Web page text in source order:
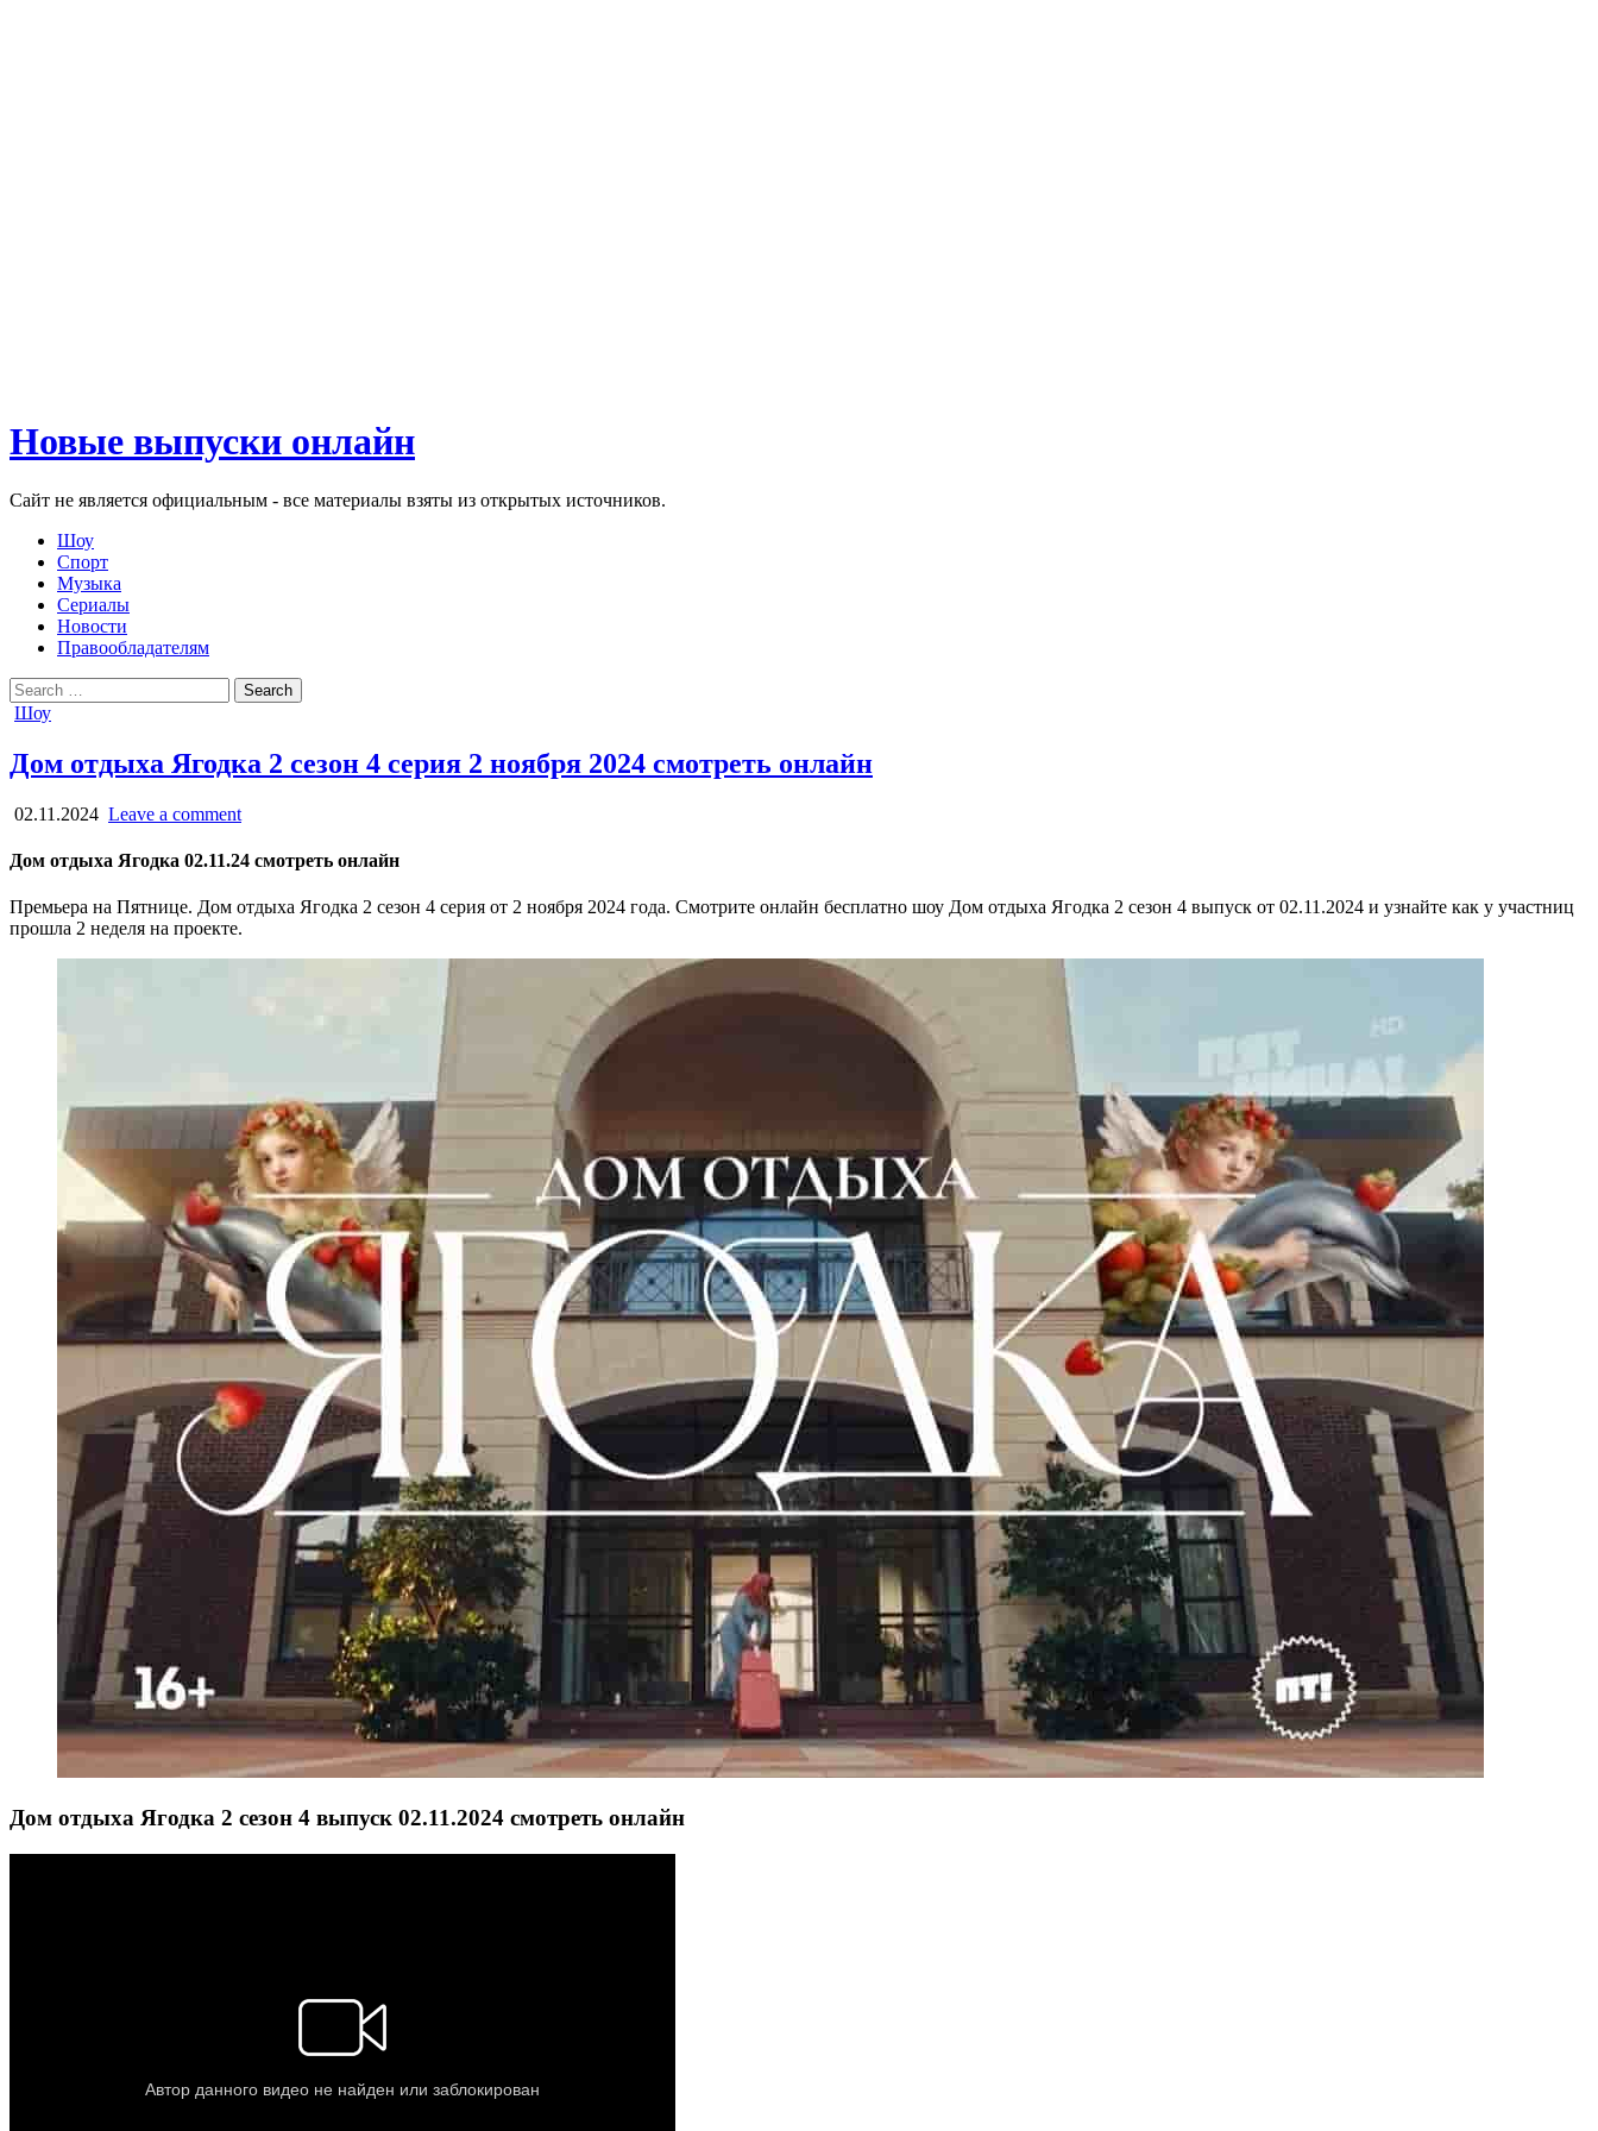
Новые выпуски онлайн
Сайт не является официальным - все материалы взяты из открытых источников.
Шоу
Спорт
Музыка
Сериалы
Новости
Правообладателям
Search
for:
Posted
Шоу
Дом отдыха Ягодка 2 сезон 4 серия 2 ноября 2024 смотреть онлайн
02.11.2024 Leave a comment
Дом отдыха Ягодка 02.11.24 смотреть онлайн
Премьера на Пятнице. Дом отдыха Ягодка 2 сезон 4 серия от 2 ноября 2024 года. Смотрите онлайн бесплатно шоу Дом отдыха Ягодка 2 сезон 4 выпуск от 02.11.2024 и узнайте как у участниц
прошла 2 неделя на проекте.
Дом отдыха Ягодка 2 сезон 4 выпуск 02.11.2024 смотреть онлайн